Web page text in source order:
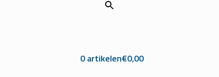
0 artikelen€0,00